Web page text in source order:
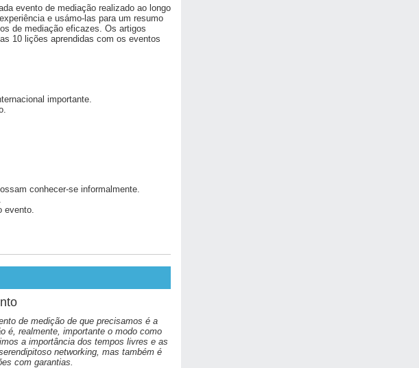
evento de mediação realizado ao longo
e usámo-las para um resumo
de mediação eficazes. Os artigos
10 lições aprendidas com os eventos
importante.
conhecer-se informalmente.
evento.
de medição de que precisamos é a
é, realmente, importante o modo como
a importância dos tempos livres e as
networking, mas também é
com garantias.